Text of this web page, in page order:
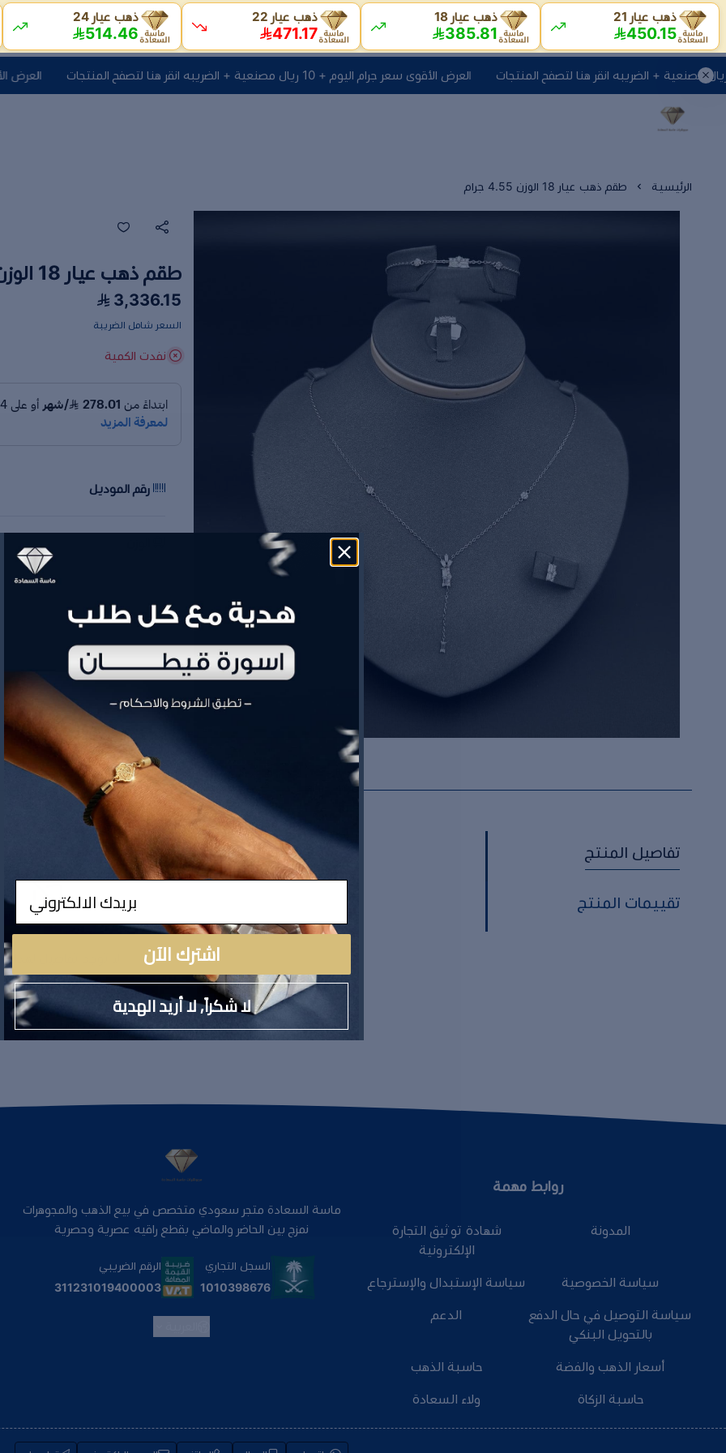
العرض الأقوى سعر جرام اليوم + 10 ريال مصنعية + الضريبه انقر هنا لتصفح المنتجات العرض الأقوى سعر جرام اليوم
الرئيسية طقم ذهب عيار 18 الوزن 4.55 جرام
طقم ذهب عيار 18 الوزن 4.55 جرام
3,336.15
السعر شامل الضريبة
نفدت الكمية
رقم الموديل
السعر
تفاصيل المنتج
تقييمات المنتج
لا توجد تفاصيل لهذا
روابط مهمة
المدونة
شهادة توثيق التجارة
الإلكترونية
سياسة الخصوصية سياسة الإستبدال والإسترجاع
سياسة التوصيل في حال الدفع
بالتحويل البنكي
الدعم
أسعار الذهب والفضة حاسبة الذهب
حاسبة الزكاة ولاء السعادة
ماسة السعادة متجر سعودي متخصص في بيع الذهب والمجوهرات
نمزج بين الحاضر والماضي بقطع راقيه عصرية وحصرية
السجل التجاري
1010398676
الرقم الضريبي
311231019400003
ذهب عيار 21
450.15
ذهب عيار 18
385.81
ذهب عيار 22
471.17
ذهب عيار 24
514.46
ادخال
اشترك الآن
لا شكراً, لا أريد الهدية